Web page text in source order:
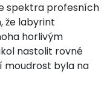
spektra profesních
že labyrint
horlivým
nastolit rovné
moudrost byla na